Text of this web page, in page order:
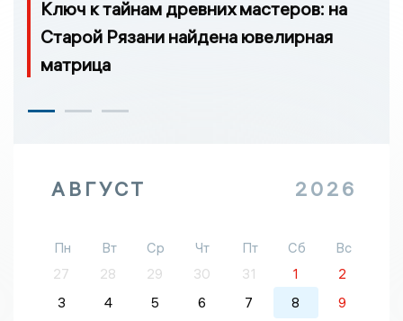
Ключ к тайнам древних мастеров: на
Старой Рязани найдена ювелирная
матрица
АВГУСТ 2026
Пн Вт Ср Чт Пт Сб
Вс
27
28 29 30 31 1
2
3
4 5 6 7 8
9